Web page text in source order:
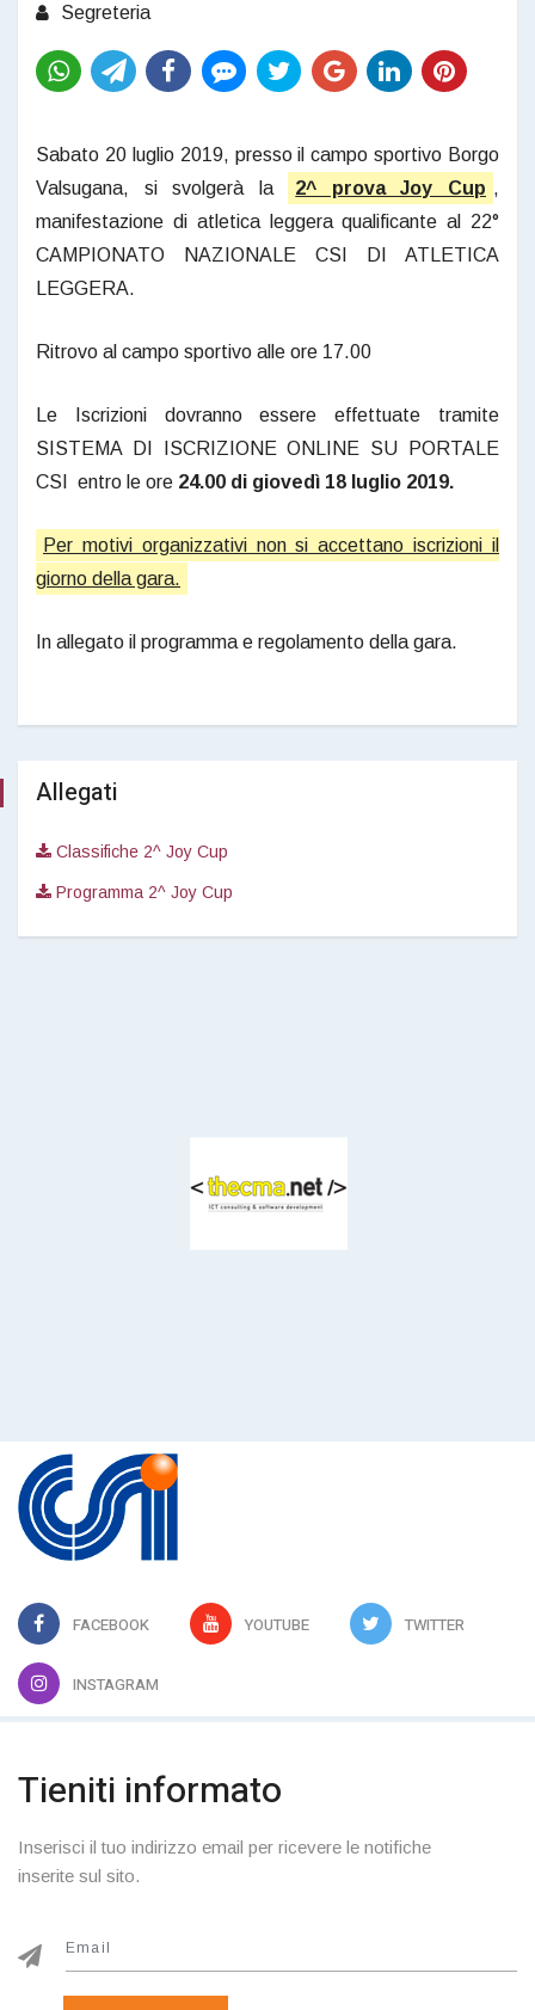
Segreteria
Sabato 20 luglio 2019, presso il campo sportivo Borgo
Valsugana, si svolgerà la
2^ prova Joy Cup ,
manifestazione di atletica leggera qualificante al 22°
CAMPIONATO NAZIONALE CSI DI ATLETICA
LEGGERA.
Ritrovo al campo sportivo alle ore 17.00
Le Iscrizioni dovranno essere effettuate tramite
SISTEMA DI ISCRIZIONE ONLINE SU PORTALE
CSI entro le ore 24.00 di giovedì 18 luglio 2019.
Per motivi organizzativi non si accettano iscrizioni il
giorno della gara.
In allegato il programma e regolamento della gara.
Allegati
Classifiche 2^ Joy Cup
Programma 2^ Joy Cup
FACEBOOK YOUTUBE TWITTER
INSTAGRAM
Tieniti informato
Inserisci il tuo indirizzo email per ricevere le notifiche
inserite sul sito.